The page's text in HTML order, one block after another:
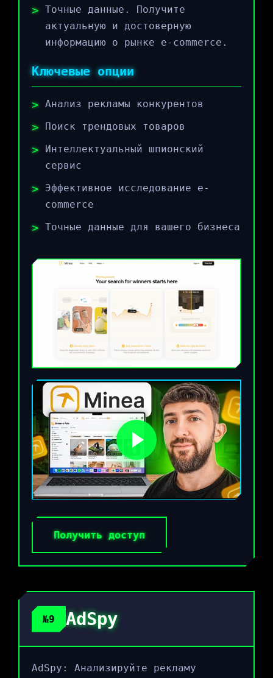
Точные данные. Получите
актуальную и достоверную
информацию о рынке e-commerce.
Ключевые опции
Анализ рекламы конкурентов
Поиск трендовых товаров
Интеллектуальный шпионский
сервис
Эффективное исследование e-
commerce
Точные данные для вашего бизнеса
Получить доступ
№9 AdSpy
AdSpy: Анализируйте рекламу